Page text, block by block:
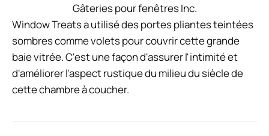
Gâteries pour fenêtres Inc.
Window Treats a utilisé des portes pliantes teintées
sombres comme volets pour couvrir cette grande
baie vitrée. C'est une façon d'assurer l'intimité et
d'améliorer l'aspect rustique du milieu du siècle de
cette chambre à coucher.